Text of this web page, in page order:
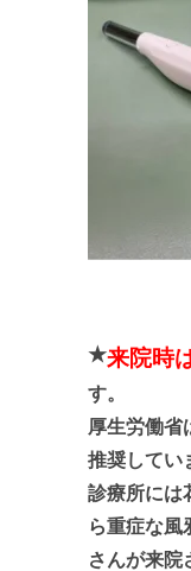
★来院時
す。
厚生労働省
推奨してい
診療所には
ら重症な風
さんが来院